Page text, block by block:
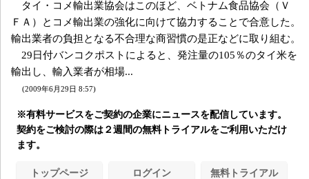
タイ・コメ輸出業協会はこのほど、ベトナム食品協会（Ｖ
ＦＡ）とコメ輸出業の強化に向けて協力することで合意した。
輸出業者の負担となる不合理な商習慣の是正などに取り組む。
29日付バンコクポストによると、発注量の105％のタイ米を
輸出し、輸入業者が相場...
(2009年6月29日 8:57)
※有料サービスをご契約の企業にニュースを配信しています。
契約をご検討の際は２週間の無料トライアルをご利用いただけ
ます。
トップページ ログイン 無料トライアル